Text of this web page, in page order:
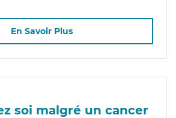
En Savoir Plus
soi malgré un cancer